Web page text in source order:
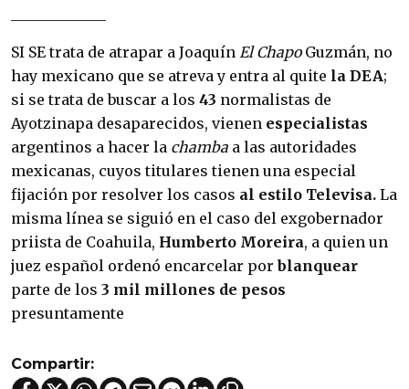
SI SE trata de atrapar a Joaquín El ChapoGuz­mán, no
hay mexicano que se atreva y entra al quite la DEA;
si se trata de buscar a los 43 nor­malistas de
Ayotzinapa desaparecidos, vienen especialistas
argentinos a hacer la chamba a las autoridades
mexicanas, cuyos titulares tie­nen una especial
fijación por resolver los casos al estilo Televisa. La
misma línea se siguió en el caso del exgober­nador
priista de Coahuila, Humberto Morei­ra, a quien un
juez español ordenó encarcelar porblanquear
parte de los 3 mil millones de pesos
presuntamente
Compartir: